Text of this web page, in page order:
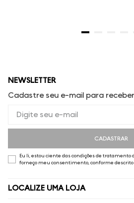
NEWSLETTER
Cadastre seu e-mail para
CADASTRAR
Eu li, estou ciente das condições de tratamento
forneço meu consentimento, conforme descrito
LOCALIZE UMA LOJA